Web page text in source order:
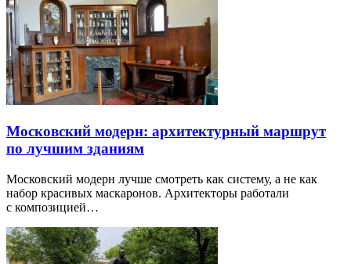
Московский модерн: архитектурный маршрут
по лучшим зданиям
Московский модерн лучше смотреть как систему, а не как
набор красивых маскаронов. Архитекторы работали
с композицией…